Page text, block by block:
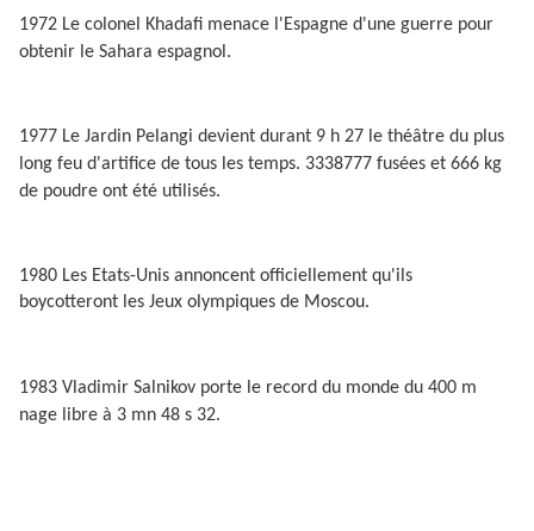
1972 Le colonel Khadafi menace l'Espagne d'une guerre pour
obtenir le Sahara espagnol.
1977 Le Jardin Pelangi devient durant 9 h 27 le théâtre du plus
long feu d'artifice de tous les temps. 3338777 fusées et 666 kg
de poudre ont été utilisés.
1980 Les Etats-Unis annoncent officiellement qu'ils
boycotteront les Jeux olympiques de Moscou.
1983 Vladimir Salnikov porte le record du monde du 400 m
nage libre à 3 mn 48 s 32.